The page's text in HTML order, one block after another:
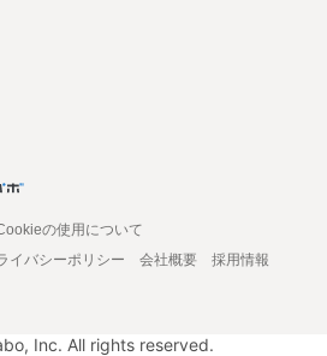
の使用について
イバシーポリシー 会社概要
採用情報
Inc. All rights reserved.